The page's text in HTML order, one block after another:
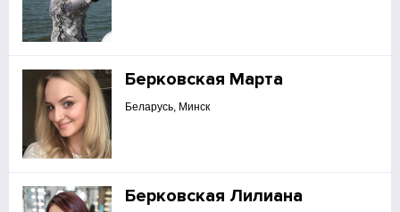
Берковская Марта
Беларусь, Минск
Берковская Лилиана